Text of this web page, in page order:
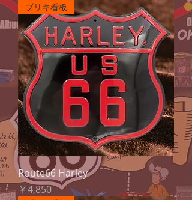
ブリキ看板
Route66 Harley
価格
￥4,850